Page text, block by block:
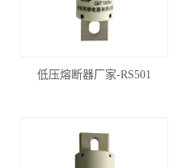
低压熔断器厂家-RS501